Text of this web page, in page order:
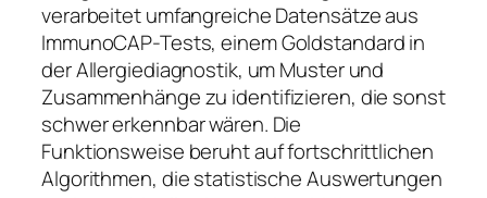
verarbeitet umfangreiche Datensätze aus
ImmunoCAP-Tests, einem Goldstandard in
der Allergiediagnostik, um Muster und
Zusammenhänge zu identifizieren, die sonst
schwer erkennbar wären. Die
Funktionsweise beruht auf fortschrittlichen
Algorithmen, die statistische Auswertungen